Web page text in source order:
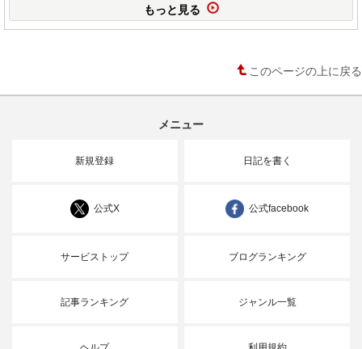
もっと見る
このページの上に戻る
メニュー
新規登録 日記を書く
公式X 公式facebook
サービストップ ブログランキング
記事ランキング ジャンル一覧